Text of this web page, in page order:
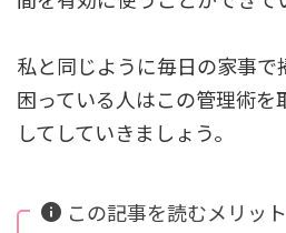
私と同じように毎日の家事
困っている人はこの管理術を
してしていきましょう。
この記事を読むメリット